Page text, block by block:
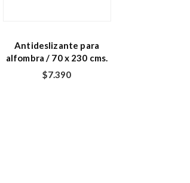
Antideslizante para
alfombra / 70 x 230 cms.
$7.390